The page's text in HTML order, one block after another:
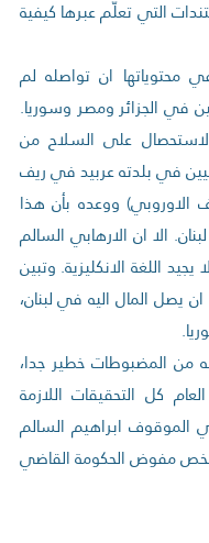
التي تعلّم عبرها كيفية
محتوياتها ان تواصله لم
في الجزائر ومصر وسوريا.
على السلاح من
في بلدته عربيد في ريف
ووعده بأن هذا
الا ان الارهابي السالم
اللغة الانكليزية. وتبين
يصل المال اليه في لبنان،
من المضبوطات خطير جدا،
كل التحقيقات اللازمة
الموقوف ابراهيم السالم
مفوض الحكومة القاضي